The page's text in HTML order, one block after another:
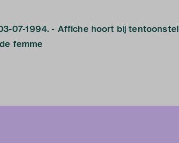
07-1994. - Affiche hoort bij
femme